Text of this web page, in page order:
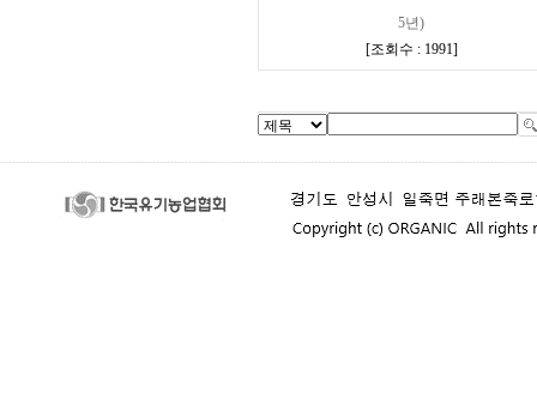
5년)
[조회수 : 1991]